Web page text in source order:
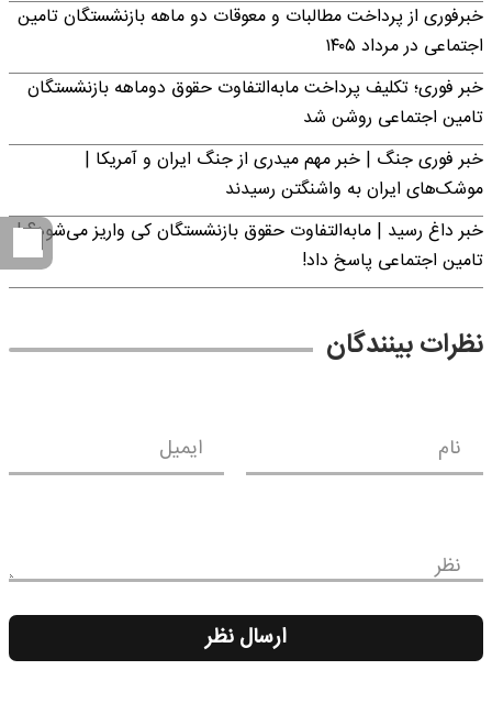
خبرفوری از پرداخت مطالبات و معوقات دو ماهه بازنشستگان تامین
اجتماعی در مرداد ۱۴۰۵
خبر فوری؛ تکلیف پرداخت مابه‌التفاوت حقوق دوماهه بازنشستگان
تامین اجتماعی روشن شد
خبر فوری جنگ | خبر مهم میدری از جنگ ایران و آمریکا |
موشک‌های ایران به واشنگتن رسیدند
خبر داغ رسید | مابه‌التفاوت حقوق بازنشستگان کی واریز می‌شود؟ |
تامین اجتماعی پاسخ داد!
نظرات بینندگان
نام ایمیل
نظر
ارسال نظر